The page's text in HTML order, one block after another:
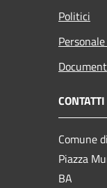
Politici
CONTATTI
Comune
Piazza
BA